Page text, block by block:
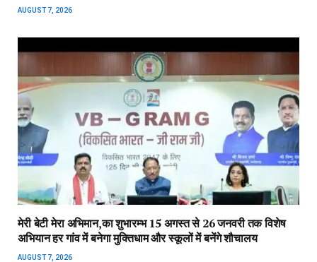
AUGUST 7, 2026
मेरी बेटी मेरा अभिमान,का शुभारम्भ 15 अगस्त से 26 जनवरी तक विशेष
अभियान हर गांव में बनेगा मुक्तिधाम और स्कूलों में बनेंगे शौचालय
AUGUST 7, 2026